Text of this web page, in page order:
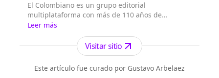
El Colombiano es un grupo editorial
multiplataforma con más de 110 años de
existencia. Nació en la ciudad de Medellín en
Antioquia. Fundado el 6 de febrero de 1912 por
Francisco de Paula Pérez, se ha especializado en
la investigación y generación de contenidos
periodísticos para diferentes plataformas en las
que provee a las audiencias de piezas mult...
Leer más
Visitar sitio
Este artículo fue curado por Gustavo Arbelaez